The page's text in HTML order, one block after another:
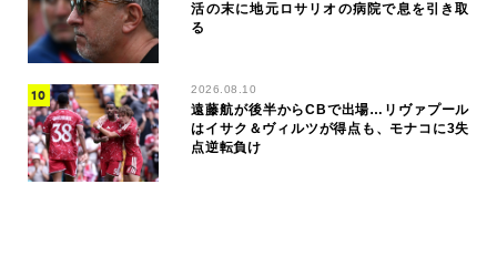
活の末に地元ロサリオの病院で息を引き取
る
2026.08.10
遠藤航が後半からCBで出場…リヴァプール
はイサク＆ヴィルツが得点も、モナコに3失
点逆転負け